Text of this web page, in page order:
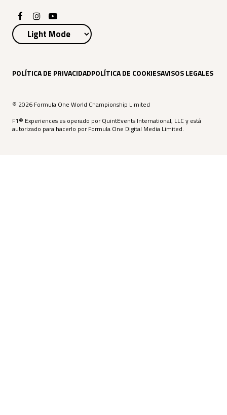
POLÍTICA DE PRIVACIDADPOLÍTICA DE COOKIESAVISOS LEGALES
© 2026 Formula One World Championship Limited
F1® Experiences es operado por QuintEvents International, LLC y está
autorizado para hacerlo por Formula One Digital Media Limited.